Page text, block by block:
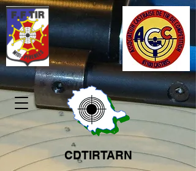
CDTIRTARN